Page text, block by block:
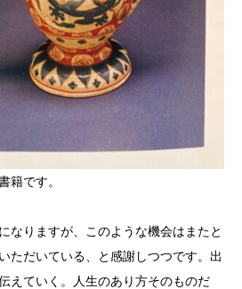
籍です。
なりますが、このような機会はまたと
ただいている、と感謝しつつです。出
えていく。人生のあり方そのものだ